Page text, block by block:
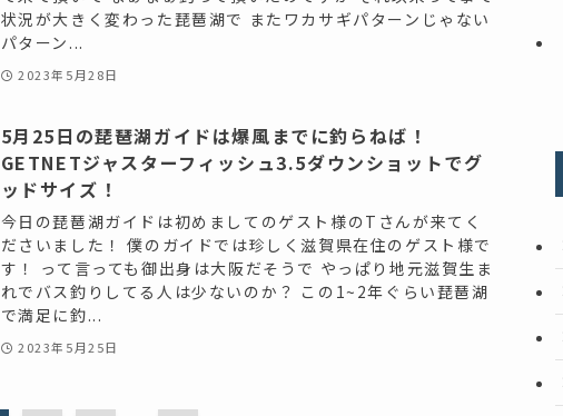
状況が大きく変わった琵琶湖で またワカサギパターンじゃない
パターン...
2023年5月28日
5月25日の琵琶湖ガイドは爆風までに釣らねば！
GETNETジャスターフィッシュ3.5ダウンショットでグ
ッドサイズ！
今日の琵琶湖ガイドは初めましてのゲスト様のTさんが来てく
ださいました！ 僕のガイドでは珍しく滋賀県在住のゲスト様で
す！ って言っても御出身は大阪だそうで やっぱり地元滋賀生ま
れでバス釣りしてる人は少ないのか？ この1~2年ぐらい琵琶湖
で満足に釣...
2023年5月25日